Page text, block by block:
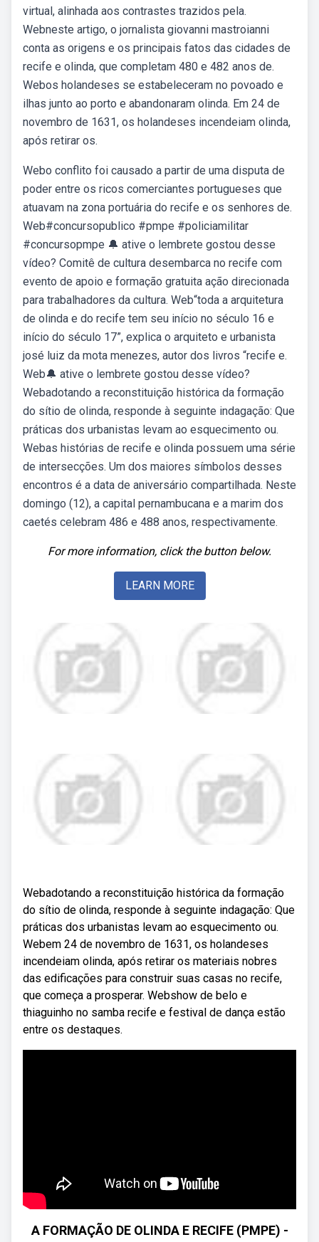
virtual, alinhada aos contrastes trazidos pela.
Webneste artigo, o jornalista giovanni mastroianni
conta as origens e os principais fatos das cidades de
recife e olinda, que completam 480 e 482 anos de.
Webos holandeses se estabeleceram no povoado e
ilhas junto ao porto e abandonaram olinda. Em 24 de
novembro de 1631, os holandeses incendeiam olinda,
após retirar os.
Webo conflito foi causado a partir de uma disputa de
poder entre os ricos comerciantes portugueses que
atuavam na zona portuária do recife e os senhores de.
Web#concursopublico #pmpe #policiamilitar
#concursopmpe 🔔 ative o lembrete gostou desse
vídeo? Comitê de cultura desembarca no recife com
evento de apoio e formação gratuita ação direcionada
para trabalhadores da cultura. Web“toda a arquitetura
de olinda e do recife tem seu início no século 16 e
início do século 17”, explica o arquiteto e urbanista
josé luiz da mota menezes, autor dos livros “recife e.
Web🔔 ative o lembrete gostou desse vídeo?
Webadotando a reconstituição histórica da formação
do sítio de olinda, responde à seguinte indagação: Que
práticas dos urbanistas levam ao esquecimento ou.
Webas histórias de recife e olinda possuem uma série
de intersecções. Um dos maiores símbolos desses
encontros é a data de aniversário compartilhada. Neste
domingo (12), a capital pernambucana e a marim dos
caetés celebram 486 e 488 anos, respectivamente.
For more information, click the button below.
LEARN MORE
Webadotando a reconstituição histórica da formação
do sítio de olinda, responde à seguinte indagação: Que
práticas dos urbanistas levam ao esquecimento ou.
Webem 24 de novembro de 1631, os holandeses
incendeiam olinda, após retirar os materiais nobres
das edificações para construir suas casas no recife,
que começa a prosperar. Webshow de belo e
thiaguinho no samba recife e festival de dança estão
entre os destaques.
A FORMAÇÃO DE OLINDA E RECIFE (PMPE) -